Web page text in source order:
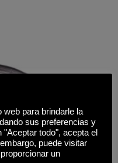
para brindarle la
sus preferencias y
todo", acepta el
puede visitar
un